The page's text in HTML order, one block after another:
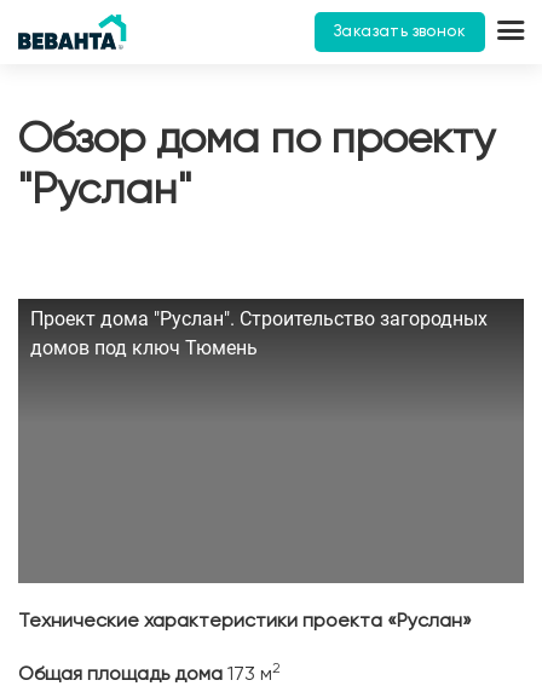
Заказать звонок
Обзор дома по проекту
"Руслан"
Проект дома "Руслан". Строительство загородных
домов под ключ Тюмень
Технические характеристики проекта «Руслан»
Общая площадь дома 173 м2